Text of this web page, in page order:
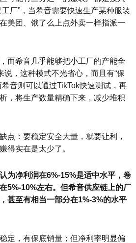
厂”，当希音需要快速生产某种服装
美团、饿了么上点外卖一样指派一
而希音几乎能够把小工厂的产能全
说，这种模式不光省心，而且有“保
希音则可以通过TikTok快速测试，再
，将生产数量精确下来，减少堆积
点：要稳定安全大量，就要让利，
得实在是太少了。
为净利润在6%-15%是适中水平，卷
5%-10%左右。但希音供应链上的厂
甚至有相当一部分在1%-3%的水平
定，有保底销量；但净利率明显偏